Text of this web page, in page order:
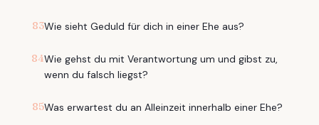
83Wie sieht Geduld für dich in einer Ehe aus?
84Wie gehst du mit Verantwortung um und gibst zu,
wenn du falsch liegst?
85Was erwartest du an Alleinzeit innerhalb einer Ehe?